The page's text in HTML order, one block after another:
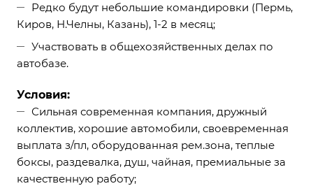
Редко будут небольшие командировки (Пермь,
Киров, Н.Челны, Казань), 1-2 в месяц;
Участвовать в общехозяйственных делах по
автобазе.
Условия:
Сильная современная компания, дружный
коллектив, хорошие автомобили, своевременная
выплата з/пл, оборудованная рем.зона, теплые
боксы, раздевалка, душ, чайная, премиальные за
качественную работу;